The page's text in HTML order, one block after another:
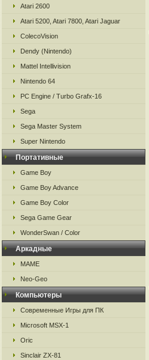
Atari 2600
Atari 5200, Atari 7800, Atari Jaguar
ColecoVision
Dendy (Nintendo)
Mattel Intellivision
Nintendo 64
PC Engine / Turbo Grafx-16
Sega
Sega Master System
Super Nintendo
Портативные
Game Boy
Game Boy Advance
Game Boy Color
Sega Game Gear
WonderSwan / Color
Аркадные
MAME
Neo-Geo
Компьютеры
Современные Игры для ПК
Microsoft MSX-1
Oric
Sinclair ZX-81